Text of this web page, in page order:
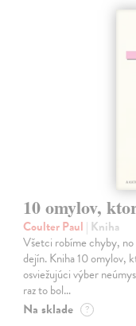
10 omylov,
Coulter Paul | Kniha
Všetci robíme chyby, no
dejín. Kniha 10 omylov,
osviežujúci výber
raz to bol…
Na sklade ?